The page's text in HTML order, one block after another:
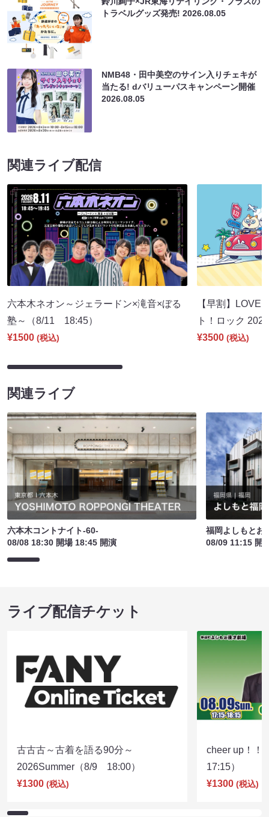
トラベルグッズ発売!2026.08.05
NMB48・田中美空のサイン入りチェキが
当たる! dバリューパスキャンペーン開催
2026.08.05
関連ライブ配信
六本木ネオン～ジェラードン×滝音×ぼる
塾～（8/11 18:45）
¥1500 (税込)
【早割】LOVE
ト！ロック
¥3500 (税込)
関連ライブ
六本木コントナイト-60-
08/08 18:30 開場 18:45 開演
福岡よしもとお
08/09 11:15 開
ライブ配信チケット
古古古～古着を語る90分～
2026Summer（8/9 18:00）
¥1300 (税込)
cheer up！
17:15）
¥1300 (税込)